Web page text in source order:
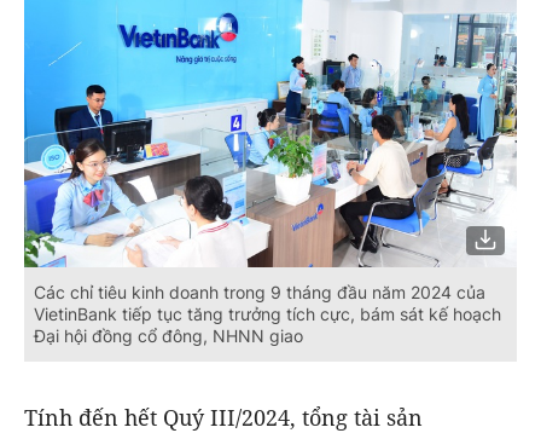
Các chỉ tiêu kinh doanh trong 9 tháng đầu năm 2024 của
VietinBank tiếp tục tăng trưởng tích cực, bám sát kế hoạch
Đại hội đồng cổ đông, NHNN giao
Tính đến hết Quý III/2024, tổng tài sản